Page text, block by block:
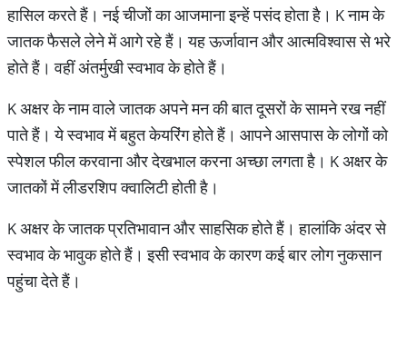
हासिल करते हैं। नई चीजों का आजमाना इन्हें पसंद होता है। K नाम के
जातक फैसले लेने में आगे रहे हैं। यह ऊर्जावान और आत्मविश्वास से भरे
होते हैं। वहीं अंतर्मुखी स्वभाव के होते हैं।
K अक्षर के नाम वाले जातक अपने मन की बात दूसरों के सामने रख नहीं
पाते हैं। ये स्वभाव में बहुत केयरिंग होते हैं। आपने आसपास के लोगों को
स्पेशल फील करवाना और देखभाल करना अच्छा लगता है। K अक्षर के
जातकों में लीडरशिप क्वालिटी होती है।
K अक्षर के जातक प्रतिभावान और साहसिक होते हैं। हालांकि अंदर से
स्वभाव के भावुक होते हैं। इसी स्वभाव के कारण कई बार लोग नुकसान
पहुंचा देते हैं।